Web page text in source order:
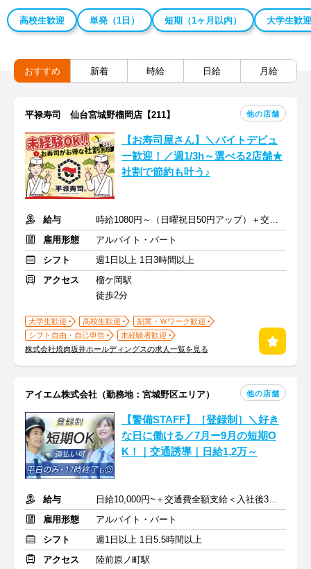
高校生歓迎 単発（1日） 短期（1ヶ月以内） 大学生歓迎
おすすめ 新着 時給 日給 月給
平禄寿司 仙台宮城野榴岡店【211】 他の店舗
【お寿司屋さん】＼バイトデビュ
ー歓迎！／週1/3h～選べる2店舗★
社割で節約も叶う♪
給与
時給1080円～（日曜祝日50円アップ）＋交通費規定支給
雇用形態
アルバイト・パート
シフト
週1日以上 1日3時間以上
アクセス
榴ケ岡駅
徒歩2分
大学生歓迎 高校生歓迎
副業・Ｗワーク歓迎
シフト自由・自己申告
未経験者歓迎
株式会社焼肉坂井ホールディングスの求人一覧を見る
アイエム株式会社（勤務地：宮城野区エリア） 他の店舗
【警備STAFF】［登録制］＼好き
な日に働ける／7月ー9月の短期O
K！｜交通誘導｜日給1,2万～
給与
日給10,000円~＋交通費全額支給＜入社後3か月特別日給12,000円＞
雇用形態
アルバイト・パート
シフト
週1日以上 1日5.5時間以上
アクセス
陸前原ノ町駅